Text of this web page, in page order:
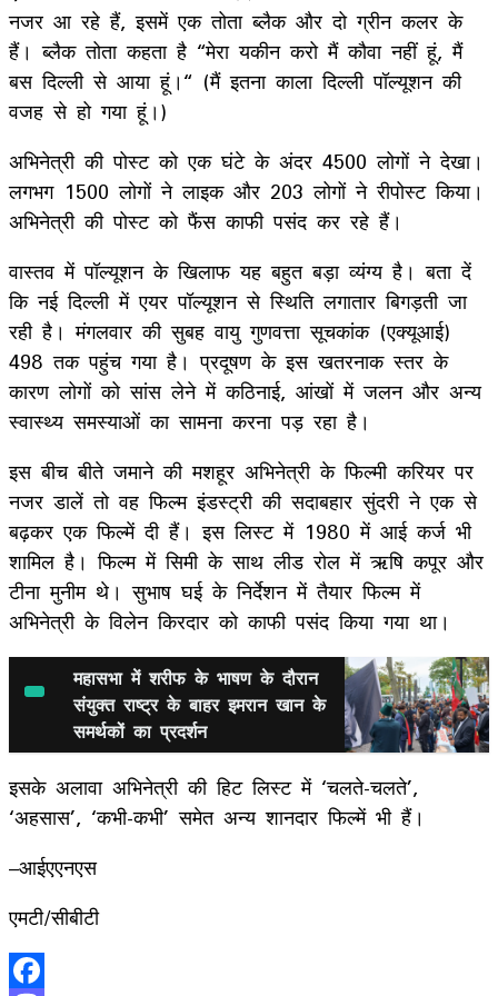
नजर आ रहे हैं, इसमें एक तोता ब्लैक और दो ग्रीन कलर के
हैं। ब्लैक तोता कहता है “मेरा यकीन करो मैं कौवा नहीं हूं, मैं
बस दिल्ली से आया हूं।“ (मैं इतना काला दिल्ली पॉल्यूशन की
वजह से हो गया हूं।)
अभिनेत्री की पोस्ट को एक घंटे के अंदर 4500 लोगों ने देखा।
लगभग 1500 लोगों ने लाइक और 203 लोगों ने रीपोस्ट क‍िया।
अभिनेत्री की पोस्ट को फैंस काफी पसंद कर रहे हैं।
वास्तव में पॉल्यूशन के खिलाफ यह बहुत बड़ा व्यंग्य है। बता दें
कि नई दिल्ली में एयर पॉल्यूशन से स्थिति लगातार बिगड़ती जा
रही है। मंगलवार की सुबह वायु गुणवत्ता सूचकांक (एक्यूआई)
498 तक पहुंच गया है। प्रदूषण के इस खतरनाक स्तर के
कारण लोगों को सांस लेने में कठिनाई, आंखों में जलन और अन्य
स्वास्थ्य समस्याओं का सामना करना पड़ रहा है।
इस बीच बीते जमाने की मशहूर अभिनेत्री के फिल्मी करियर पर
नजर डालें तो वह फिल्म इंडस्ट्री की सदाबहार सुंदरी ने एक से
बढ़कर एक फिल्में दी हैं। इस लिस्ट में 1980 में आई कर्ज भी
शामिल है। फिल्म में सिमी के साथ लीड रोल में ऋषि कपूर और
टीना मुनीम थे। सुभाष घई के निर्देशन में तैयार फिल्म में
अभिनेत्री के विलेन किरदार को काफी पसंद किया गया था।
महासभा में शरीफ के भाषण के दौरान
संयुक्त राष्ट्र के बाहर इमरान खान के
समर्थकों का प्रदर्शन
इसके अलावा अभिनेत्री की हिट लिस्ट में ‘चलते-चलते’,
‘अहसास’, ‘कभी-कभी’ समेत अन्य शानदार फिल्में भी हैं।
–आईएएनएस
एमटी/सीबीटी